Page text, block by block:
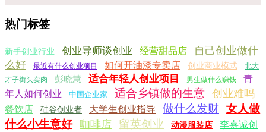
热门标签
新手创业行业 创业导师谈创业 经营甜品店
自己创业做什
么好
最近有什么创业项目 如何开油漆专卖店 创业商业模式
北大
才子街头卖肉
彭晓慧 适合年轻人创业项目 男生做什么赚钱
青
年人如何创业
中国企业家 适合乡镇做的生意 创业难吗
餐饮店 硅谷创业者 大学生创业指导 做什么发财 女人做
什么小生意好 咖啡店 留英创业 动漫服装店
李嘉诚创